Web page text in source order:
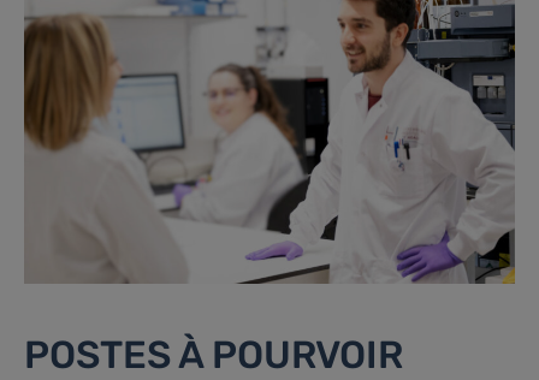
POSTES À POURVOIR